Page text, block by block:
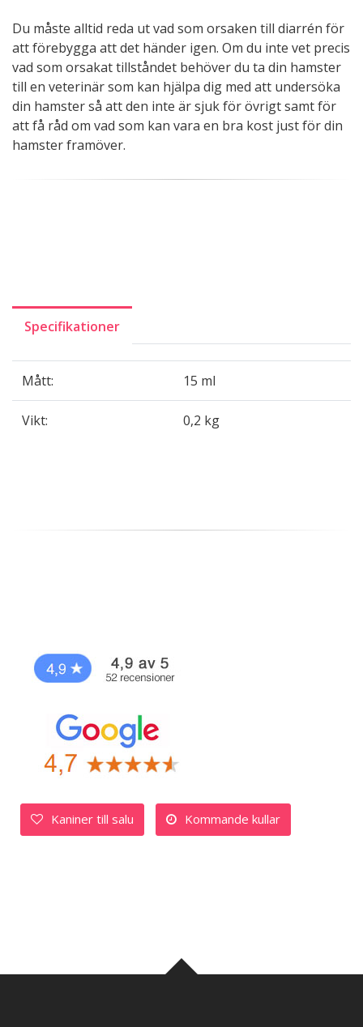
Du måste alltid reda ut vad som orsaken till diarrén för
att förebygga att det händer igen. Om du inte vet precis
vad som orsakat tillståndet behöver du ta din hamster
till en veterinär som kan hjälpa dig med att undersöka
din hamster så att den inte är sjuk för övrigt samt för
att få råd om vad som kan vara en bra kost just för din
hamster framöver.
Specifikationer
Mått: 15 ml
Vikt: 0,2 kg
Kaniner till salu Kommande kullar